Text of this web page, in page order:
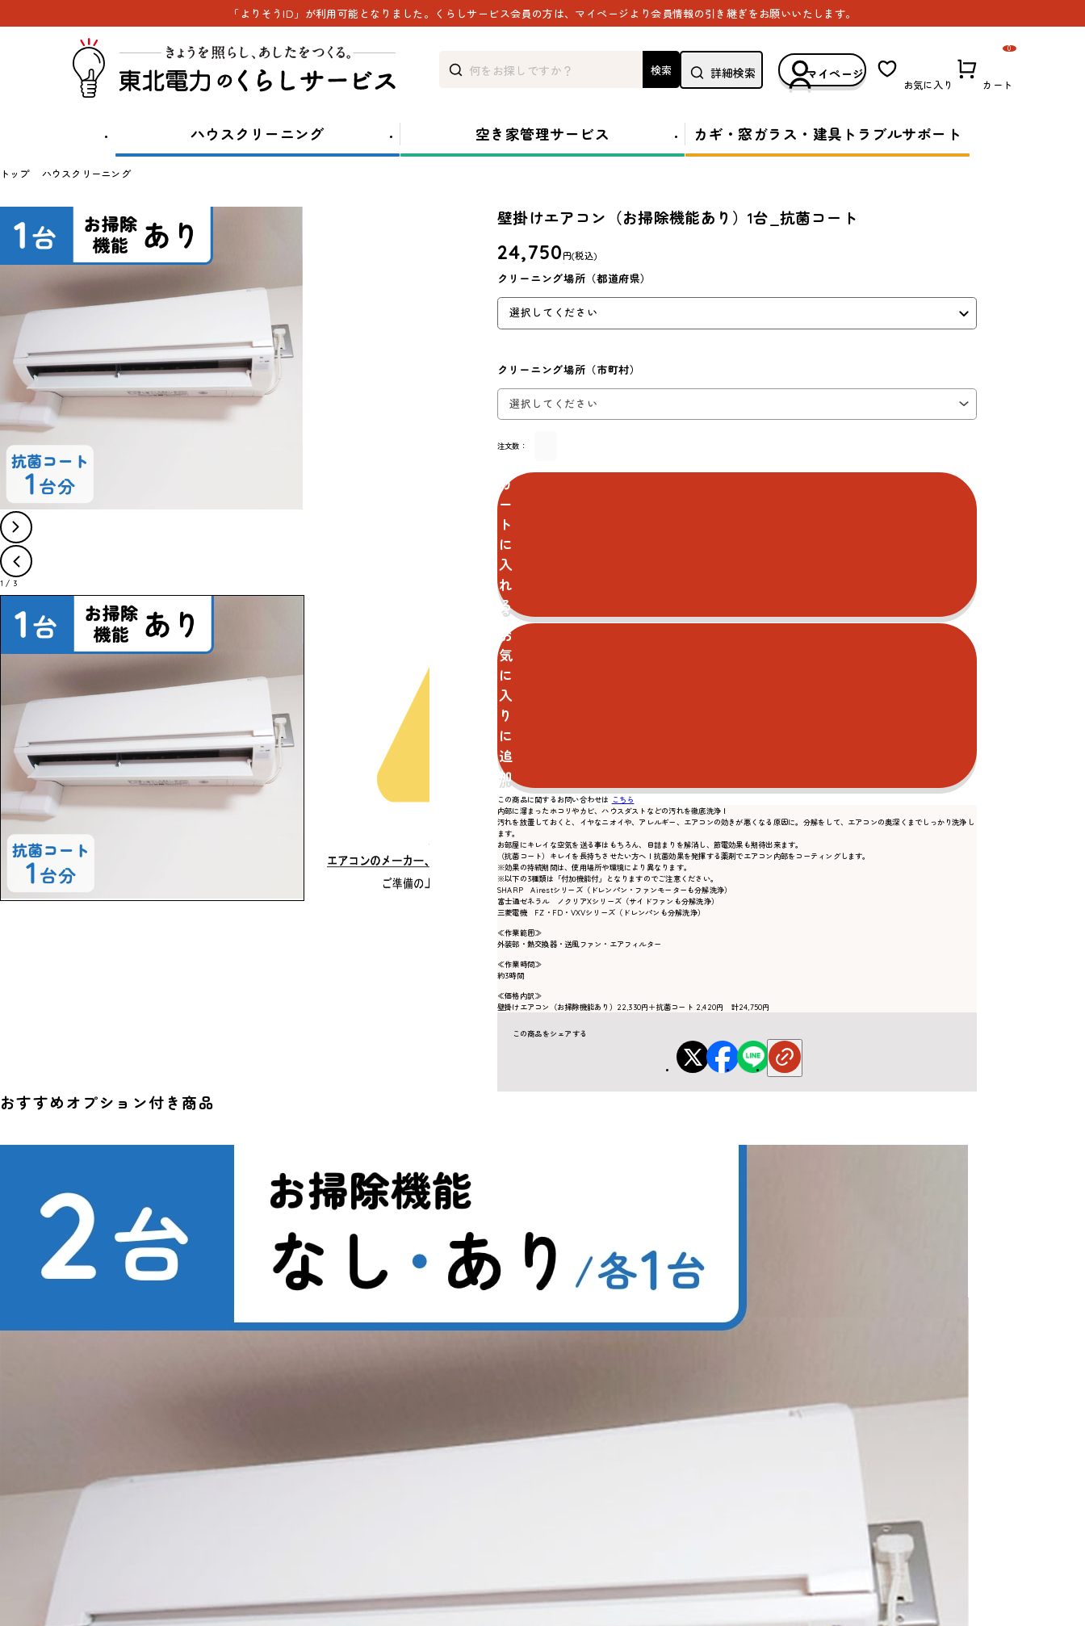
「よりそうID」が利用可能となりました。くらしサービス会員の方は、マイページより会員情報の引き継ぎをお願いいたします。
検索 詳細検索 マイページ
お気に入り カート
0
ハウスクリーニング 空き家管理サービス カギ・窓ガラス・建具トラブルサポート
トップ ハウスクリーニング
1 / 3
壁掛けエアコン（お掃除機能あり）1台_抗菌コート
24,750 円(税込)
クリーニング場所（都道府県）
クリーニング場所（市町村）
注文数：
カ
ー
ト
に
入
れ
る
お
気
に
入
り
に
追
加
この商品に関するお問い合わせは
こちら
内部に溜まったホコリやカビ、ハウスダストなどの汚れを徹底洗浄！
汚れを放置しておくと、イヤなニオイや、アレルギー、エアコンの効きが悪くなる原因に。分解をして、エアコンの奥深くまでしっかり洗浄し
ます。
お部屋にキレイな空気を送る事はもちろん、目詰まりを解消し、節電効果も期待出来ます。
（抗菌コート）キレイを長持ちさせたい方へ！抗菌効果を発揮する薬剤でエアコン内部をコーティングします。
※効果の持続期間は、使用場所や環境により異なります。
※以下の3種類は「付加機能付」となりますのでご注意ください。
SHARP Airestシリーズ（ドレンパン・ファンモーターも分解洗浄）
富士通ゼネラル ノクリアXシリーズ（サイドファンも分解洗浄）
三菱電機 FZ・FD・VXVシリーズ（ドレンパンも分解洗浄）
≪作業範囲≫
外装部・熱交換器・送風ファン・エアフィルター
≪作業時間≫
約3時間
≪価格内訳≫
壁掛けエアコン（お掃除機能あり）22,330円＋抗菌コート 2,420円 計24,750円
この商品をシェアする
おすすめオプション付き商品